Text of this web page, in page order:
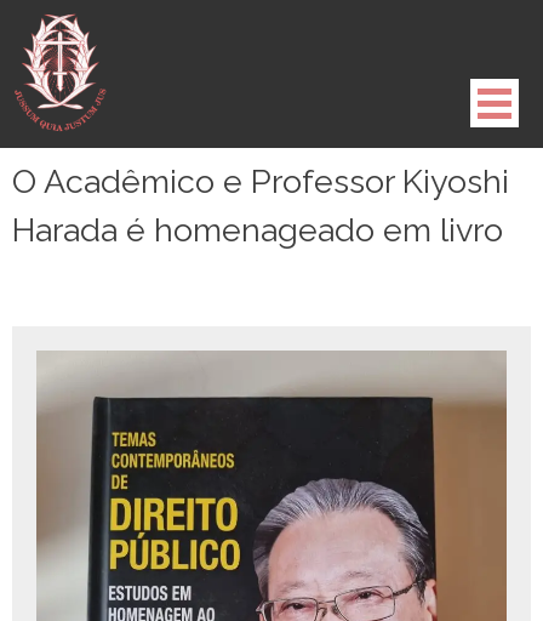
para
conteúdo
O Acadêmico e Professor Kiyoshi
Harada é homenageado em livro